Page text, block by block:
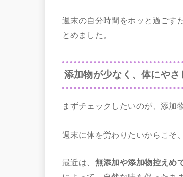
週末の自分時間をホッと過ごす
とめました。
添加物が少なく、体にやさ
まずチェックしたいのが、添加
週末に体を労わりたいからこそ
最近は、 無添加や添加物控えめ